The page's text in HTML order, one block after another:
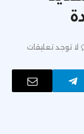
لا توجد تعليقات